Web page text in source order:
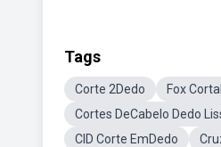
Tags
Corte 2Dedo Fox
Cortes DeCabelo Dedo
CID Corte EmDedo